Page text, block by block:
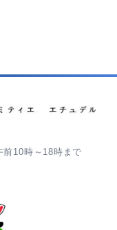
前10時～18時まで